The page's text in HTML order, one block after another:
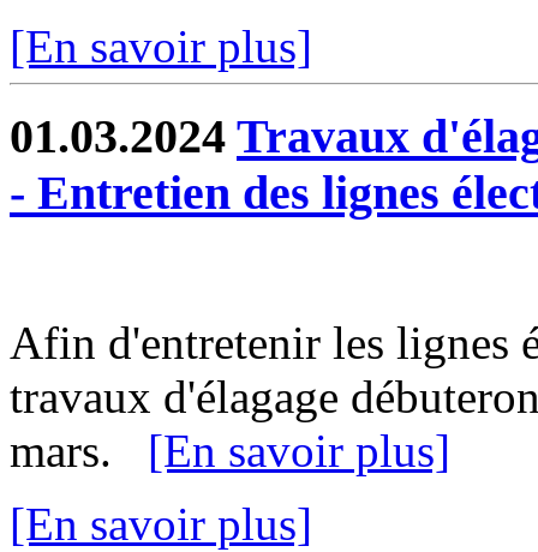
[En savoir plus]
01.03.2024 Travaux
- Entretien des lignes
Afin d'entretenir les lignes
travaux d'élagage
mars. [En savoir plus]
[En savoir plus]